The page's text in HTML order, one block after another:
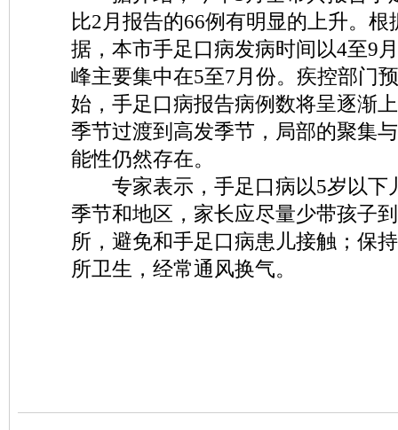
比2月报告的66例有明显的上升。
据，本市手足口病发病时间以4至9
峰主要集中在5至7月份。疾控部门
始，手足口病报告病例数将呈逐渐
季节过渡到高发季节，局部的聚集
能性仍然存在。
专家表示，手足口病以5岁以下
季节和地区，家长应尽量少带孩子
所，避免和手足口病患儿接触；保
所卫生，经常通风换气。